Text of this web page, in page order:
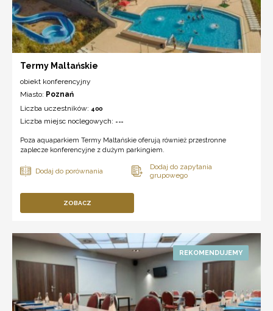
Termy Maltańskie
obiekt konferencyjny
Miasto: Poznań
Liczba uczestników: 400
Liczba miejsc noclegowych: ---
Poza aquaparkiem Termy Maltańskie oferują również przestronne
zaplecze konferencyjne z dużym parkingiem.
ZOBACZ